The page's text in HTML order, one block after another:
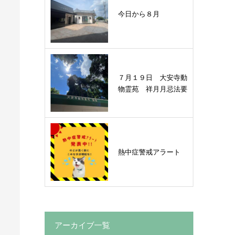
今日から８月
７月１９日 大安寺動
物霊苑 祥月月忌法要
熱中症警戒アラート
アーカイブ一覧